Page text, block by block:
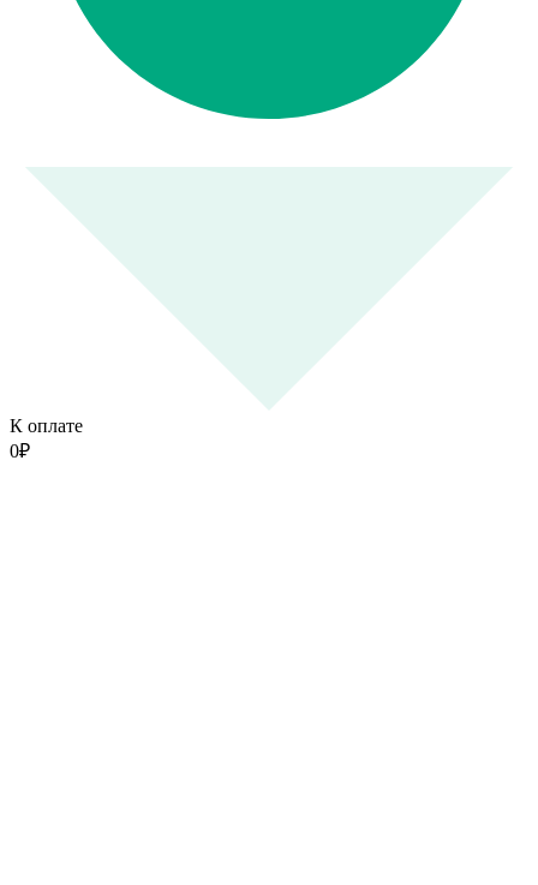
К оплате
0₽